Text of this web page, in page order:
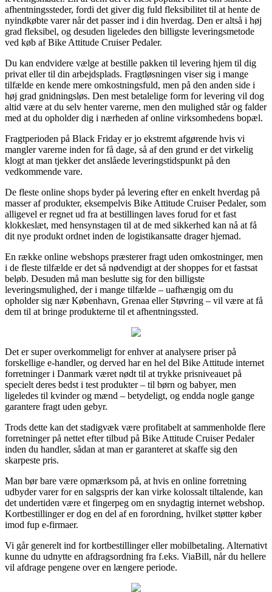
afhentningssteder, fordi det giver dig fuld fleksibilitet til at hente de
nyindkøbte varer når det passer ind i din hverdag. Den er altså i høj
grad fleksibel, og desuden ligeledes den billigste leveringsmetode
ved køb af Bike Attitude Cruiser Pedaler.
Du kan endvidere vælge at bestille pakken til levering hjem til dig
privat eller til din arbejdsplads. Fragtløsningen viser sig i mange
tilfælde en kende mere omkostningsfuld, men på den anden side i
høj grad gnidningsløs. Den mest betalelige form for levering vil dog
altid være at du selv henter varerne, men den mulighed står og falder
med at du opholder dig i nærheden af online virksomhedens bopæl.
Fragtperioden på Black Friday er jo ekstremt afgørende hvis vi
mangler varerne inden for få dage, så af den grund er det virkelig
klogt at man tjekker det anslåede leveringstidspunkt på den
vedkommende vare.
De fleste online shops byder på levering efter en enkelt hverdag på
masser af produkter, eksempelvis Bike Attitude Cruiser Pedaler, som
alligevel er regnet ud fra at bestillingen laves forud for et fast
klokkeslæt, med hensynstagen til at de med sikkerhed kan nå at få
dit nye produkt ordnet inden de logistikansatte drager hjemad.
En række online webshops præsterer fragt uden omkostninger, men
i de fleste tilfælde er det så nødvendigt at der shoppes for et fastsat
beløb. Desuden må man beslutte sig for den billigste
leveringsmulighed, der i mange tilfælde – uafhængig om du
opholder sig nær København, Grenaa eller Støvring – vil være at få
dem til at bringe produkterne til et afhentningssted.
Det er super overkommeligt for enhver at analysere priser på
forskellige e-handler, og derved har en hel del Bike Attitude internet
forretninger i Danmark været nødt til at trykke prisniveauet på
specielt deres bedst i test produkter – til børn og babyer, men
ligeledes til kvinder og mænd – betydeligt, og endda nogle gange
garantere fragt uden gebyr.
Trods dette kan det stadigvæk være profitabelt at sammenholde flere
forretninger på nettet efter tilbud på Bike Attitude Cruiser Pedaler
inden du handler, sådan at man er garanteret at skaffe sig den
skarpeste pris.
Man bør bare være opmærksom på, at hvis en online forretning
udbyder varer for en salgspris der kan virke kolossalt tiltalende, kan
det undertiden være et fingerpeg om en snydagtig internet webshop.
Kortbestillinger er dog en del af en forordning, hvilket støtter køber
imod fup e-firmaer.
Vi går generelt ind for kortbestillinger eller mobilbetaling. Alternativt
kunne du udnytte en afdragsordning fra f.eks. ViaBill, når du hellere
vil afdrage pengene over en længere periode.